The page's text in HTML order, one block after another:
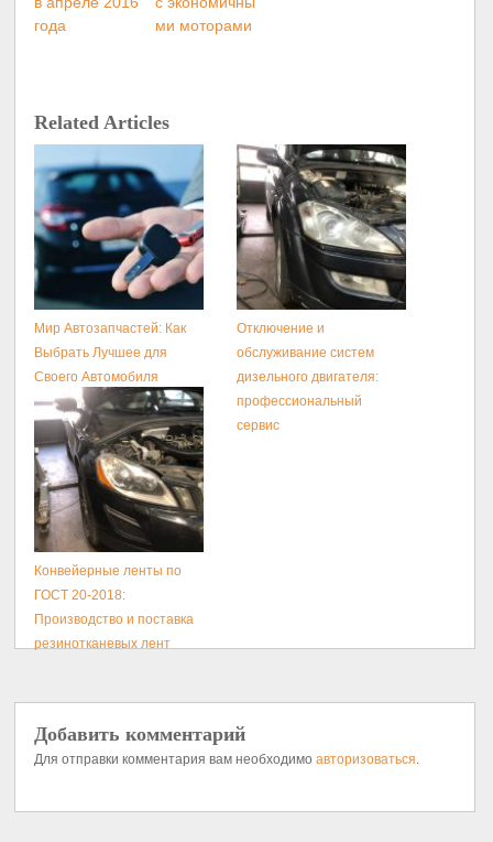
года
ми моторами
Related Articles
Мир Автозапчастей: Как
Выбрать Лучшее для
Своего Автомобиля
Отключение и
обслуживание систем
дизельного двигателя:
профессиональный
сервис
Конвейерные ленты по
ГОСТ 20-2018:
Производство и поставка
резинотканевых лент
Добавить комментарий
Для отправки комментария вам необходимоавторизоваться.